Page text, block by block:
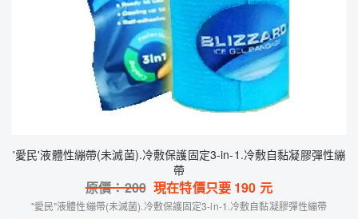
'愛民'液體性繃帶(未滅菌).冷敷保護固定3-in-1.冷敷自黏凝膠彈性繃
帶
原價：200 現在特價只要 190 元
"愛民"液體性繃帶(未滅菌).冷敷保護固定3-in-1.冷敷自黏凝膠彈性繃帶